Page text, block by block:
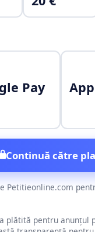
Pay
Continuă către
Petitieonline.com
plătită pentru anunțul